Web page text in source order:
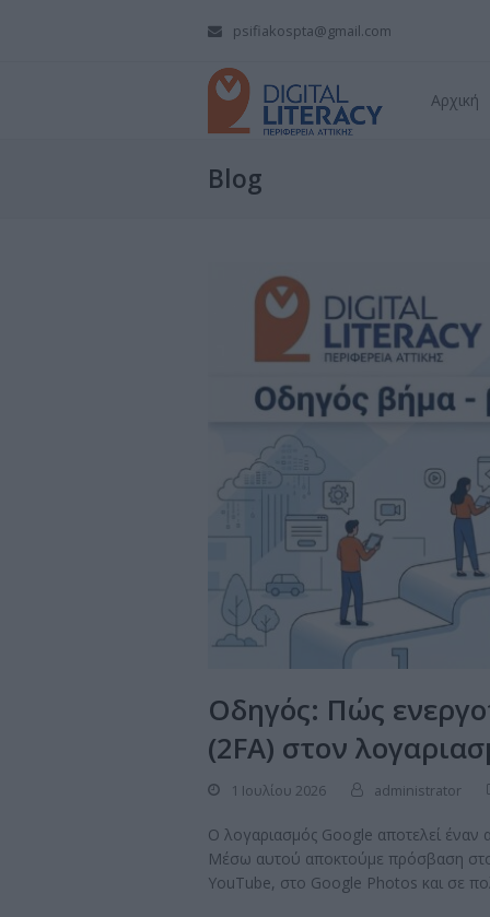
psifiakospta@gmail.com
Αρχική
Blog
Οδηγός: Πώς
(2FA) στον
1 Ιουλίου 2026 administrator
Ο λογαριασμός Google αποτελεί έναν
Μέσω αυτού αποκτούμε πρόσβαση
YouTube, στο Google Photos και σε